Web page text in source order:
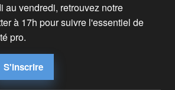
au vendredi, retrouvez notre
à 17h pour suivre l'essentiel de
pro.
S'inscrire